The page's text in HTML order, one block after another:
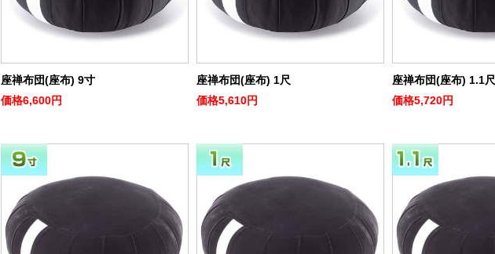
座禅布団(座布) 9寸
価格6,600円
座禅布団(座布) 1尺
価格5,610円
座禅布団(座布) 1.1尺
価格5,720円